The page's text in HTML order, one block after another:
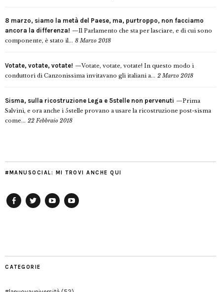
8 marzo, siamo la metà del Paese, ma, purtroppo, non facciamo
ancora la differenza!
Il Parlamento che sta per lasciare, e di cui sono
componente, è stato il... 8 Marzo 2018
Votate, votate, votate!
Votate, votate, votate! In questo modo i
conduttori di Canzonissima invitavano gli italiani a... 2 Marzo 2018
Sisma, sulla ricostruzione Lega e 5stelle non pervenuti
Prima
Salvini, e ora anche i 5stelle provano a usare la ricostruzione post-sisma
come... 22 Febbraio 2018
#MANUSOCIAL: MI TROVI ANCHE QUI
CATEGORIE